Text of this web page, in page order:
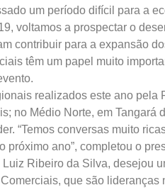
um período difícil para a
voltamos a prospectar o
contribuir para a expansão
têm um papel muito
realizados este ano pela
no Médio Norte, em Tangará
“Temos conversas muito
próximo ano”, completou o
Ribeiro da Silva, desejou
que são lideranças